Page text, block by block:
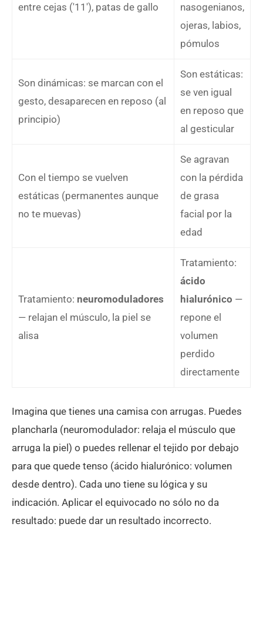
entre cejas ('11'), patas de gallo
nasogenianos,
ojeras, labios,
pómulos
Son dinámicas: se marcan con el
gesto, desaparecen en reposo (al
principio)
Son estáticas:
se ven igual
en reposo que
al gesticular
Con el tiempo se vuelven
estáticas (permanentes aunque
no te muevas)
Se agravan
con la pérdida
de grasa
facial por la
edad
Tratamiento: neuromoduladores
— relajan el músculo, la piel se
alisa
Tratamiento:
ácido
hialurónico —
repone el
volumen
perdido
directamente
Imagina que tienes una camisa con arrugas. Puedes
plancharla (neuromodulador: relaja el músculo que
arruga la piel) o puedes rellenar el tejido por debajo
para que quede tenso (ácido hialurónico: volumen
desde dentro). Cada uno tiene su lógica y su
indicación. Aplicar el equivocado no sólo no da
resultado: puede dar un resultado incorrecto.